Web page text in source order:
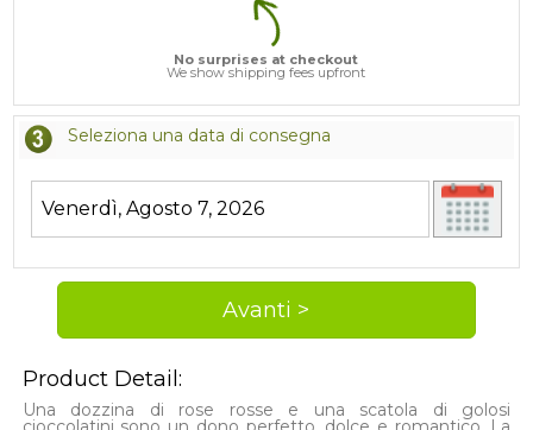
No surprises at checkout
We show shipping fees upfront
Seleziona una data di consegna
Product Detail:
Una dozzina di rose rosse e una scatola di golosi